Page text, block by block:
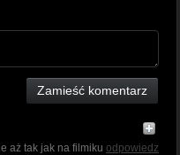
Zamieść komentarz
aż tak jak na filmiku odpowiedz